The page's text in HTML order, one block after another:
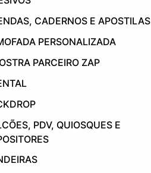
CADERNOS E APOSTILAS
PERSONALIZADA
PARCEIRO ZAP
PDV, QUIOSQUES E